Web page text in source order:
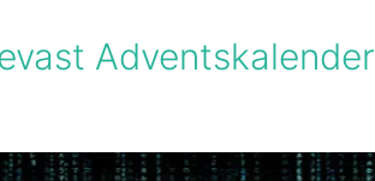
Adventskalender